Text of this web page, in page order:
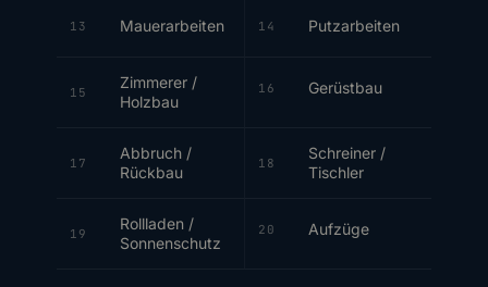
13 Mauerarbeiten 14 Putzarbeiten
15
Zimmerer /
Holzbau
16 Gerüstbau
17
Abbruch /
Rückbau
18
Schreiner /
Tischler
19
Rollladen /
Sonnenschutz
20 Aufzüge